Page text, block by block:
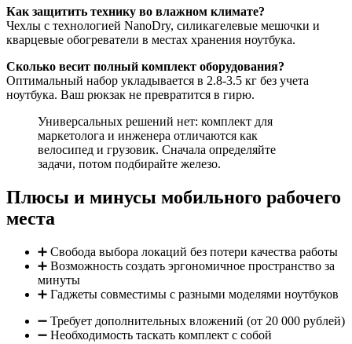
Как защитить технику во влажном климате?
Чехлы с технологией NanoDry, силикагелевые мешочки и
кварцевые обогреватели в местах хранения ноутбука.
Сколько весит полный комплект оборудования?
Оптимальный набор укладывается в 2.8-3.5 кг без учета
ноутбука. Ваш рюкзак не превратится в гирю.
Универсальных решений нет: комплект для
маркетолога и инженера отличаются как
велосипед и грузовик. Сначала определяйте
задачи, потом подбирайте железо.
Плюсы и минусы мобильного рабочего
места
➕ Свобода выбора локаций без потери качества работы
➕ Возможность создать эргономичное пространство за
минуты
➕ Гаджеты совместимы с разными моделями ноутбуков
➖ Требует дополнительных вложений (от 20 000 рублей)
➖ Необходимость таскать комплект с собой